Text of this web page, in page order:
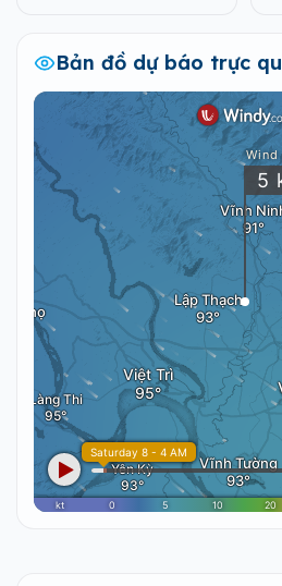
Bản đồ dự báo trực